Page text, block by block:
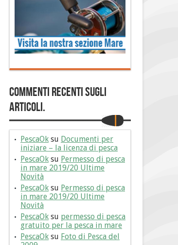
Commenti Recenti sugli
articoli.
PescaOk su Documenti per
iniziare – la licenza di pesca
PescaOk su Permesso di pesca
in mare 2019/20 Ultime
Novità
PescaOk su Permesso di pesca
in mare 2019/20 Ultime
Novità
PescaOk su permesso di pesca
gratuito per la pesca in mare
PescaOk su Foto di Pesca del